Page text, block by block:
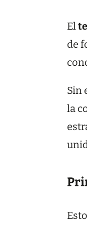
El
de
Sin
la